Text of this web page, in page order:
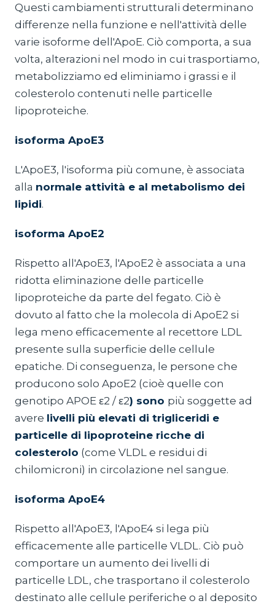
Questi cambiamenti strutturali determinano
differenze nella funzione e nell'attività delle
varie isoforme dell'ApoE. Ciò comporta, a sua
volta, alterazioni nel modo in cui trasportiamo,
metabolizziamo ed eliminiamo i grassi e il
colesterolo contenuti nelle particelle
lipoproteiche.
isoforma ApoE3
L'ApoE3, l'isoforma più comune, è associata
alla normale attività e al metabolismo dei
lipidi.
isoforma ApoE2
Rispetto all'ApoE3, l'ApoE2 è associata a una
ridotta eliminazione delle particelle
lipoproteiche da parte del fegato. Ciò è
dovuto al fatto che la molecola di ApoE2 si
lega meno efficacemente al recettore LDL
presente sulla superficie delle cellule
epatiche. Di conseguenza, le persone che
producono solo ApoE2 (cioè quelle con
genotipo APOE ε2 / ε2) sono più soggette ad
avere livelli più elevati di trigliceridi e
particelle di lipoproteine ricche di
colesterolo (come VLDL e residui di
chilomicroni) in circolazione nel sangue.
isoforma ApoE4
Rispetto all'ApoE3, l'ApoE4 si lega più
efficacemente alle particelle VLDL. Ciò può
comportare un aumento dei livelli di
particelle LDL, che trasportano il colesterolo
destinato alle cellule periferiche o al deposito